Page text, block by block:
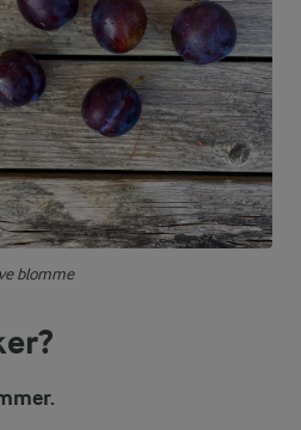
blomme